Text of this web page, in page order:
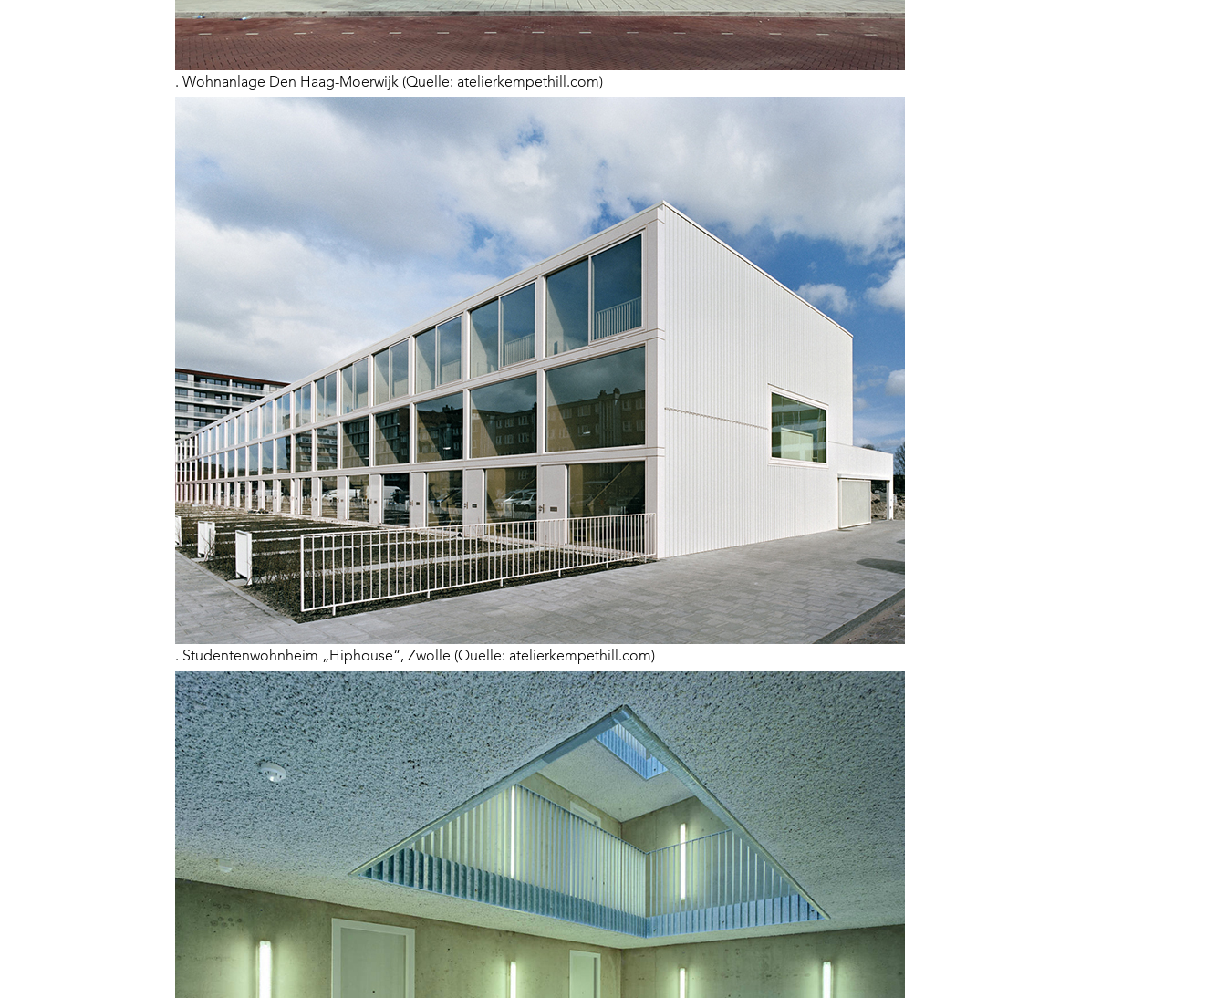
. Wohnanlage Den Haag-Moerwijk (Quelle: atelierkempethill.com)
. Studentenwohnheim „Hiphouse“, Zwolle (Quelle: atelierkempethill.com)